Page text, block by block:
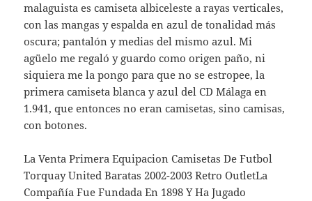
malaguista es camiseta albiceleste a rayas verticales,
con las mangas y espalda en azul de tonalidad más
oscura; pantalón y medias del mismo azul. Mi
agüelo me regaló y guardo como origen paño, ni
siquiera me la pongo para que no se estropee, la
primera camiseta blanca y azul del CD Málaga en
1.941, que entonces no eran camisetas, sino camisas,
con botones.
La Venta Primera Equipacion Camisetas De Futbol
Torquay United Baratas 2002-2003 Retro OutletLa
Compañía Fue Fundada En 1898 Y Ha Jugado